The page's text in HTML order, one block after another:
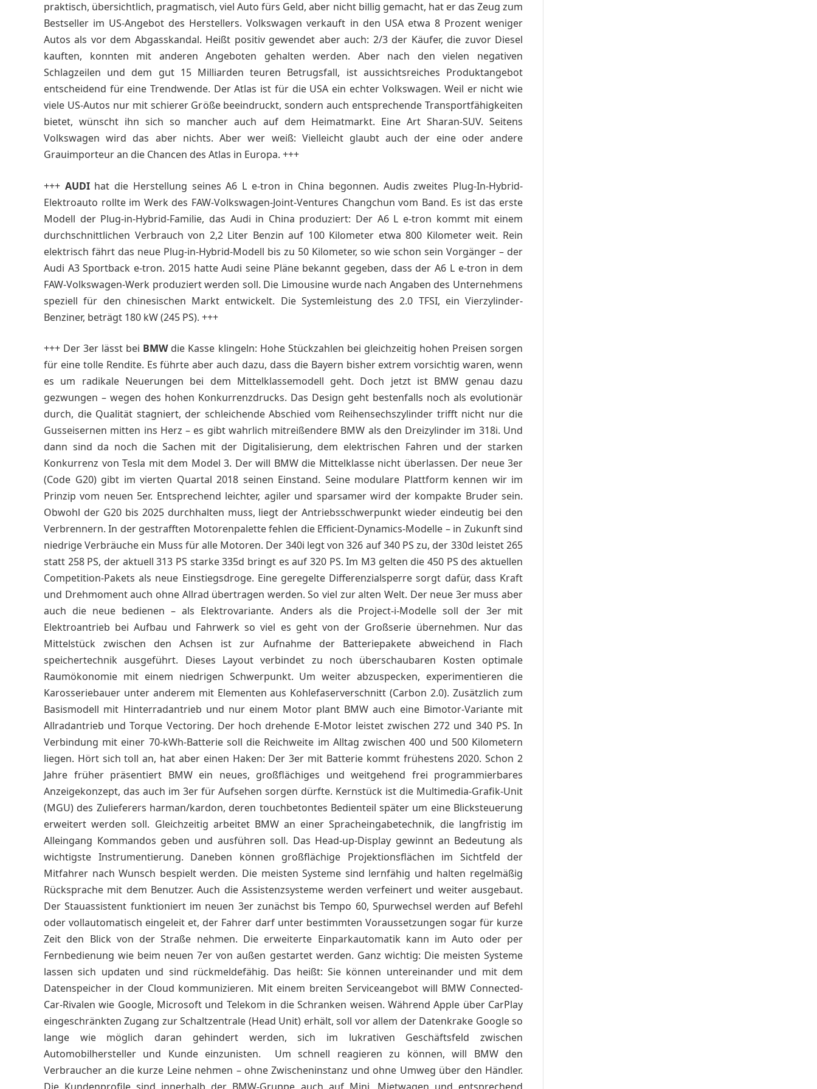
praktisch, übersichtlich, pragmatisch, viel Auto fürs Geld, aber nicht billig gemacht, hat er das Zeug zum
Bestseller im US-Angebot des Herstellers. Volkswagen verkauft in den USA etwa 8 Prozent weniger
Autos als vor dem Abgasskandal. Heißt positiv gewendet aber auch: 2/3 der Käufer, die zuvor Diesel
kauften, konnten mit anderen Angeboten gehalten werden. Aber nach den vielen negativen
Schlagzeilen und dem gut 15 Milliarden teuren Betrugsfall, ist aussichtsreiches Produktangebot
entscheidend für eine Trendwende. Der Atlas ist für die USA ein echter Volkswagen. Weil er nicht wie
viele US-Autos nur mit schierer Größe beeindruckt, sondern auch entsprechende Transportfähigkeiten
bietet, wünscht ihn sich so mancher auch auf dem Heimatmarkt. Eine Art Sharan-SUV.Seitens
Volkswagen wird das aber nichts. Aber wer weiß: Vielleicht glaubt auch der eine oder andere
Grauimporteur an die Chancen des Atlas in Europa. +++
+++ AUDIhat die Herstellung seines A6 L e-tron in China begonnen. Audis zweites Plug-In-Hybrid-
Elektroauto rollte im Werk des FAW-Volkswagen-Joint-Ventures Changchun vom Band. Es ist das erste
Modell der Plug-in-Hybrid-Familie, das Audi in China produziert: Der A6 L e-tron kommt mit einem
durchschnittlichen Verbrauch von 2,2 Liter Benzin auf 100 Kilometer etwa 800 Kilometer weit. Rein
elektrisch fährt das neue Plug-in-Hybrid-Modell bis zu 50 Kilometer, so wie schon sein Vorgänger – der
Audi A3 Sportback e-tron. 2015 hatte Audi seine Pläne bekannt gegeben, dass der A6 L e-tron in dem
FAW-Volkswagen-Werk produziert werden soll. Die Limousine wurde nach Angaben des Unternehmens
speziell für den chinesischen Markt entwickelt. Die Systemleistung des 2.0 TFSI, ein Vierzylinder-
Benziner, beträgt 180 kW (245 PS). +++
+++ Der 3er lässt bei BMWdie Kasse klingeln: Hohe Stückzahlen bei gleichzeitig hohen Preisen sorgen
für eine tolle Rendite. Es führte aber auch dazu, dass die Bayern bisher extrem vorsichtig waren, wenn
es um radikale Neuerungen bei dem Mittelklassemodell geht. Doch jetzt ist BMW genau dazu
gezwungen – wegen des hohen Konkurrenzdrucks. Das Design geht bestenfalls noch als evolutionär
durch, die Qualität stagniert, der schleichende Abschied vom Reihensechszylinder trifft nicht nur die
Gusseisernen mitten ins Herz – es gibt wahrlich mitreißendere BMW als den Dreizylinder im 318i. Und
dann sind da noch die Sachen mit der Digitalisierung, dem elektrischen Fahren und der starken
Konkurrenz von Tesla mit dem Model 3. Der will BMW die Mittelklasse nicht überlassen. Der neue 3er
(Code G20) gibt im vierten Quartal 2018 seinen Einstand. Seine modulare Plattform kennen wir im
Prinzip vom neuen 5er. Entsprechend leichter, agiler und sparsamer wird der kompakte Bruder sein.
Obwohl der G20 bis 2025 durchhalten muss, liegt der Antriebsschwerpunkt wieder eindeutig bei den
Verbrennern. In der gestrafften Motorenpalette fehlen die Efficient-Dynamics-Modelle – in Zukunft sind
niedrige Verbräuche ein Muss für alle Motoren. Der 340i legt von 326 auf 340 PS zu, der 330d leistet 265
statt 258 PS, der aktuell 313 PS starke 335d bringt es auf 320 PS. Im M3 gelten die 450 PS des aktuellen
Competition-Pakets als neue Einstiegsdroge. Eine geregelte Differenzialsperre sorgt dafür, dass Kraft
und Drehmoment auch ohne Allrad übertragen werden. So viel zur alten Welt. Der neue 3er muss aber
auch die neue bedienen – als Elektrovariante. Anders als die Project-i-Modelle soll der 3er mit
Elektroantrieb bei Aufbau und Fahrwerk so viel es geht von der Großserie übernehmen. Nur das
Mittelstück zwischen den Achsen ist zur Aufnahme der Batteriepakete abweichend in Flach
speichertechnik ausgeführt. Dieses Layout verbindet zu noch überschaubaren Kosten optimale
Raumökonomie mit einem niedrigen Schwerpunkt. Um weiter abzuspecken, experimentieren die
Karosseriebauer unter anderem mit Elementen aus Kohlefaserverschnitt (Carbon 2.0). Zusätzlich zum
Basismodell mit Hinterradantrieb und nur einem Motor plant BMW auch eine Bimotor-Variante mit
Allradantrieb und Torque Vectoring. Der hoch drehende E-Motor leistet zwischen 272 und 340 PS. In
Verbindung mit einer 70-kWh-Batterie soll die Reichweite im Alltag zwischen 400 und 500 Kilometern
liegen. Hört sich toll an, hat aber einen Haken: Der 3er mit Batterie kommt frühestens 2020. Schon 2
Jahre früher präsentiert BMW ein neues, großflächiges und weitgehend frei programmierbares
Anzeigekonzept, das auch im 3er für Aufsehen sorgen dürfte. Kernstück ist die Multimedia-Grafik-Unit
(MGU) des Zulieferers harman/kardon, deren touchbetontes Bedienteil später um eine Blicksteuerung
erweitert werden soll. Gleichzeitig arbeitet BMW an einer Spracheingabetechnik, die langfristig im
Alleingang Kommandos geben und ausführen soll. Das Head-up-Display gewinnt an Bedeutung als
wichtigste Instrumentierung. Daneben können großflächige Projektionsflächen im Sichtfeld der
Mitfahrer nach Wunsch bespielt werden. Die meisten Systeme sind lernfähig und halten regelmäßig
Rücksprache mit dem Benutzer. Auch die Assistenzsysteme werden verfeinert und weiter ausgebaut.
Der Stauassistent funktioniert im neuen 3er zunächst bis Tempo 60, Spurwechsel werden auf Befehl
oder vollautomatisch eingeleit et, der Fahrer darf unter bestimmten Voraussetzungen sogar für kurze
Zeit den Blick von der Straße nehmen. Die erweiterte Einparkautomatik kann im Auto oder per
Fernbedienung wie beim neuen 7er von außen gestartet werden. Ganz wichtig: Die meisten Systeme
lassen sich updaten und sind rückmeldefähig. Das heißt: Sie können untereinander und mit dem
Datenspeicher in der Cloud kommunizieren. Mit einem breiten Serviceangebot will BMW Connected-
Car-Rivalen wie Google, Microsoft und Telekom in die Schranken weisen. Während Apple über CarPlay
eingeschränkten Zugang zur Schaltzentrale (Head Unit) erhält, soll vor allem der Datenkrake Google so
lange wie möglich daran gehindert werden, sich im lukrativen Geschäftsfeld zwischen
Automobilhersteller und Kunde einzunisten. Um schnell reagieren zu können, will BMW den
Verbraucher an die kurze Leine nehmen – ohne Zwischeninstanz und ohne Umweg über den Händler.